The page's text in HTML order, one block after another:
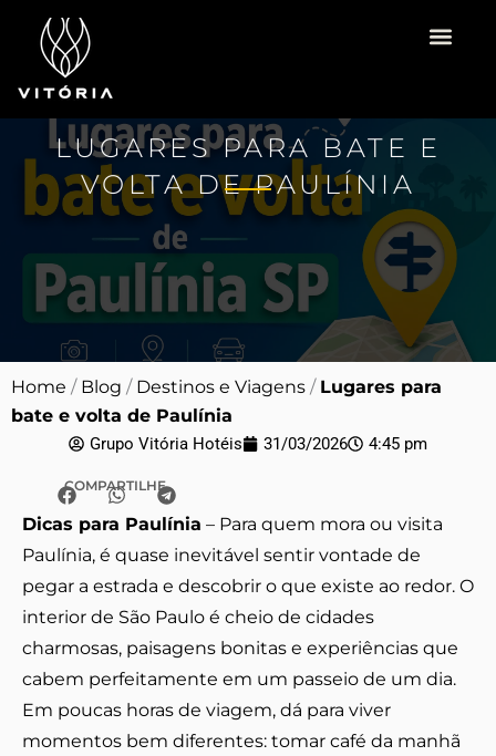
conteúdo
LUGARES PARA BATE E
VOLTA DE PAULÍNIA
Home / Blog / Destinos e Viagens / Lugares para
bate e volta de Paulínia
Grupo Vitória Hotéis 31/03/2026 4:45 pm
COMPARTILHE
Dicas para Paulínia – Para quem mora ou visita
Paulínia, é quase inevitável sentir vontade de
pegar a estrada e descobrir o que existe ao redor. O
interior de São Paulo é cheio de cidades
charmosas, paisagens bonitas e experiências que
cabem perfeitamente em um passeio de um dia.
Em poucas horas de viagem, dá para viver
momentos bem diferentes: tomar café da manhã